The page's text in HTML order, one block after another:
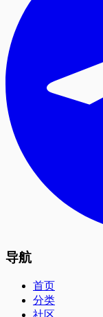
导航
首页
分类